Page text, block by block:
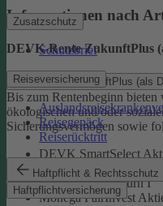
Zusatzschutz
Schutzbrief
Reiseversicherung
Reisegepäck
Reiserücktritt
Haftpflicht & Rechtsschutz
Haftpflichtversicherung
Informationen nach
DEVK-Rente ZukunftPlus
DEVK-Rente ZukunftPlus (als
Bis zum Rentenbeginn
ökologischen und/oder
Sicherungsvermögen sowie
DEVK SmartSelect
DEVK-Anlagekonzept
Lupus Alpha Return I
Monega FairInvest